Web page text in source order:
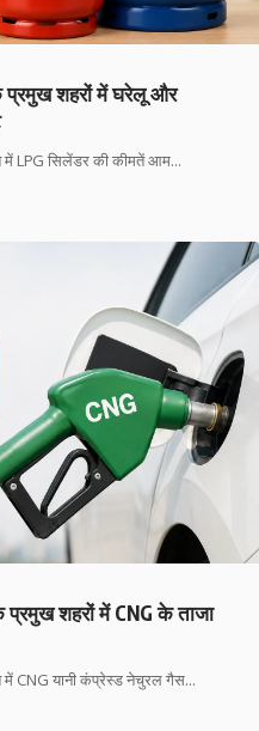
शहरों में घरेलू और
LPG सिलेंडर की कीमतें आम…
शहरों में CNG के ताजा
CNG यानी कंप्रेस्ड नेचुरल गैस…